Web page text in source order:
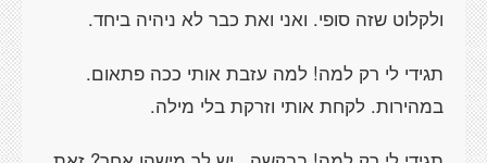
ולקלוט שזה סופי. ואני ואת כבר לא ניהיה ביחד.
תגידי לי רק למה! למה עזבת אותי ככה פתאום.
במהירות. לקחת אותי וזרקת בלי מילה.